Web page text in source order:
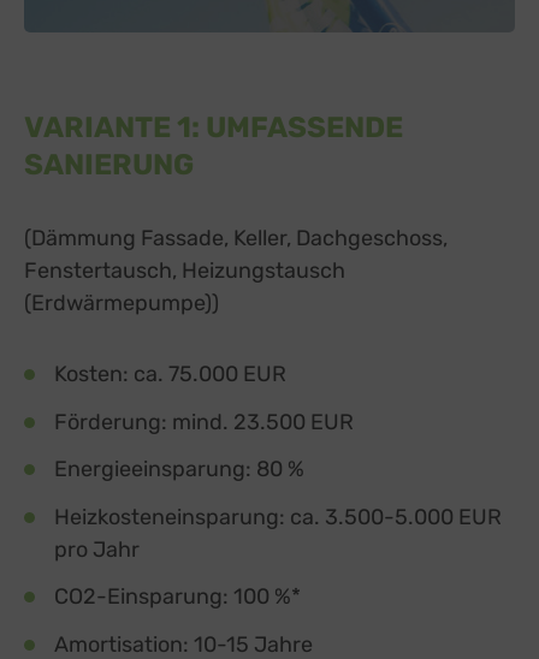
VARIANTE 1: UMFASSENDE
SANIERUNG
(Dämmung Fassade, Keller, Dachgeschoss,
Fenstertausch, Heizungstausch
(Erdwärmepumpe))
Kosten: ca. 75.000 EUR
Förderung: mind. 23.500 EUR
Energieeinsparung: 80 %
Heizkosteneinsparung: ca. 3.500-5.000 EUR
pro Jahr
CO2-Einsparung: 100 %*
Amortisation: 10-15 Jahre